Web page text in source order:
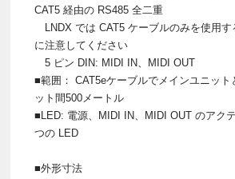
CAT5 経由の RS485 全二重
LNDX では CAT5 ケーブルのみを使用す
に注意してください
5 ピン DIN: MIDI IN、MIDI OUT
■範囲： CAT5eケーブルでメインユニット
ット間500メートル
■LED: 電源、MIDI IN、MIDI OUT のアク
つの LED
■外形寸法